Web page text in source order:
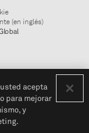
(en inglés)
acepta
para mejorar
y